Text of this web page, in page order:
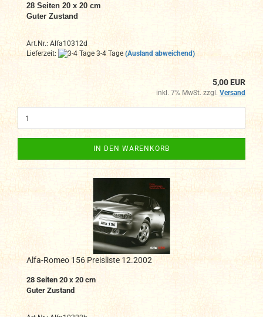
28 Seiten 20 x 20 cm
Guter Zustand
Art.Nr.: Alfa10312d
Lieferzeit:
3-4 Tage (Ausland abweichend)
5,00 EUR
inkl. 7% MwSt. zzgl. Versand
IN DEN WARENKORB
Alfa-Romeo 156 Preisliste 12.2002
28 Seiten 20 x 20 cm
Guter Zustand